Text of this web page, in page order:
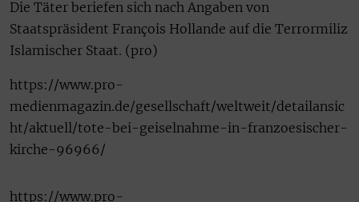
Die Täter beriefen sich nach Angaben von
Staatspräsident François Hollande auf die Terrormiliz
Islamischer Staat. (pro)
https://www.pro-
medienmagazin.de/gesellschaft/weltweit/detailansic
ht/aktuell/tote-bei-geiselnahme-in-franzoesischer-
kirche-96966/
https://www.pro-